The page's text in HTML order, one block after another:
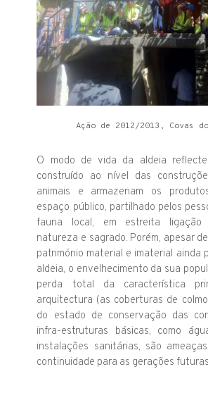
Ação de 2012/2013, Covas
O modo de vida da aldeia
construído ao nível das
animais e armazenam os
espaço público, partilhado pelos
fauna local, em estreita ligação
natureza e sagrado. Porém, apesar
património material e imaterial ainda
aldeia, o envelhecimento da sua
perda total da característica
arquitectura (as coberturas de
do estado de conservação das
infra-estruturas básicas, como
instalações sanitárias, são
continuidade para as gerações